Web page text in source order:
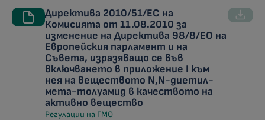
Директива 2010/51/ЕС на
Комисията от 11.08.2010 за
изменение на Директива 98/8/ЕО на
Европейския парламент и на
Съвета, изразяващо се във
включването в приложение I към
нея на веществото N,N-диетил-
мета-толуамид в качеството на
активно вещество
Регулации на ГМО